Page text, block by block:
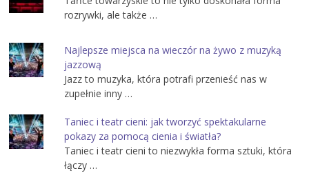
rozrywki, ale także …
Najlepsze miejsca na wieczór na żywo z muzyką
jazzową
Jazz to muzyka, która potrafi przenieść nas w
zupełnie inny …
Taniec i teatr cieni: jak tworzyć spektakularne
pokazy za pomocą cienia i światła?
Taniec i teatr cieni to niezwykła forma sztuki, która
łączy …